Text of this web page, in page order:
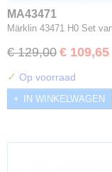
MA43471
Märklin 43471 H0 Set
€ 129,00 € 109,65
✓ Op voorraad
IN WINKELWAGEN